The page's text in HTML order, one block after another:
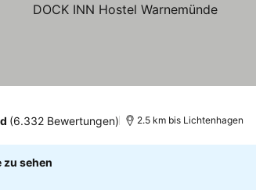
(6.332 Bewertungen) 2.5 km bis Lichtenhagen
zu sehen